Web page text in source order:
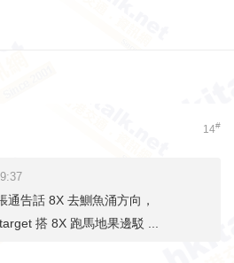
14#
告話 8X 去鰂魚涌方向，
搭 8X 跑馬地果邊駁 ...